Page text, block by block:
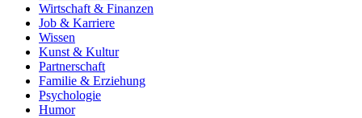
Wirtschaft & Finanzen
Job & Karriere
Wissen
Kunst & Kultur
Partnerschaft
Familie & Erziehung
Psychologie
Humor